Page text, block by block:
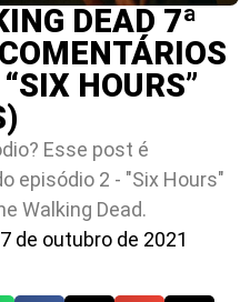
DEAD 7ª
HOURS”
Esse post é
episódio 2 - "Six Hours"
Walking Dead.
de outubro de 2021